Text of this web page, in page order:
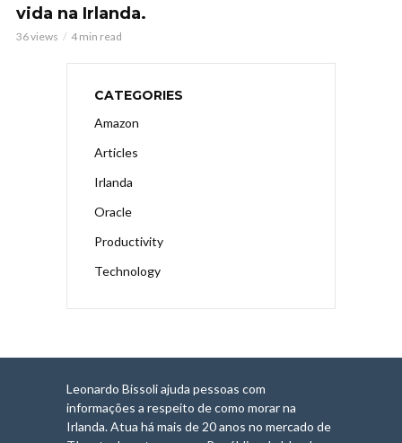
vida na Irlanda.
36 views 4 min read
CATEGORIES
Amazon
Articles
Irlanda
Oracle
Productivity
Technology
Leonardo Bissoli ajuda pessoas com
informações a respeito de como morar na
Irlanda. Atua há mais de 20 anos no mercado de